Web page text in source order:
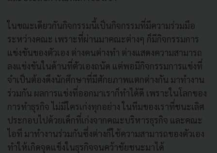
ในขณะเดียวกันกิจกรรมนี้เป็นกิจกรรมที่มีความร่วมมือ
ระหว่างคณะ เพราะที่ผ่านมาคณะต่างๆ ก็มีกิจกรรมการ
แข่งขันของตัวเอง ต่างคนต่างทำ ต่างแสดงความสามารถ
ลงแข่งขันในด้านที่ตัวเองถนัด แต่พอมีกิจกรรมการแข่งที่
จำเป็นต้องดึงนักศึกษาที่มีศักยภาพแตกต่างกัน มาทำงาน
ร่วมกัน ผลการแข่งที่ออกมาเราก็ทำได้ดี เพราะในโลกของ
การทำธุรกิจ ไม่มีใครเก่งทุกอย่าง ในทีมของเราที่ชนะเลิศ
ประกอบไปด้วยเด็กที่เก่งจากคณะบริหารธุรกิจ และคณะ
ไอที มาทำงานร่วมกันซึ่งต่างก็ใช้ความสามารถของตัวเอง
ทำให้เกิดจุดแข็งในธุรกิจจนคว้าชัยชนะมาได้